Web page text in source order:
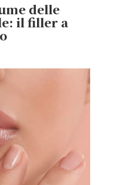
delle
il filler a